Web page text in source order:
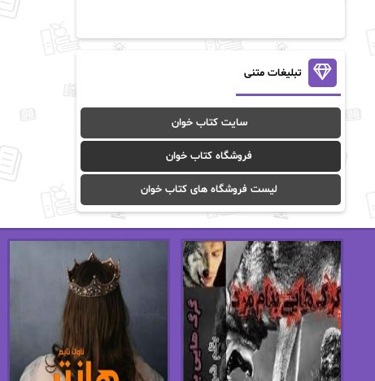
آن ماری سلینکو آنا تاد
آنالیا
آوا موسوی آیدا (Aixi)
آیدا باقری آیسان صادقی
ا_اصغر زاده ا_اصغرزاده
اریک مورگنشترن از نیلوفر لاری
استفانی مهیر استل مسکم
اسما کافی اصغر زاده
افسانه سماوات اکرم محمدی
ال جی اسمیت الف صاد
تبلیغات متنی
سایت کتاب خوان
فروشگاه کتاب خوان
لیست فروشگاه های کتاب خوان